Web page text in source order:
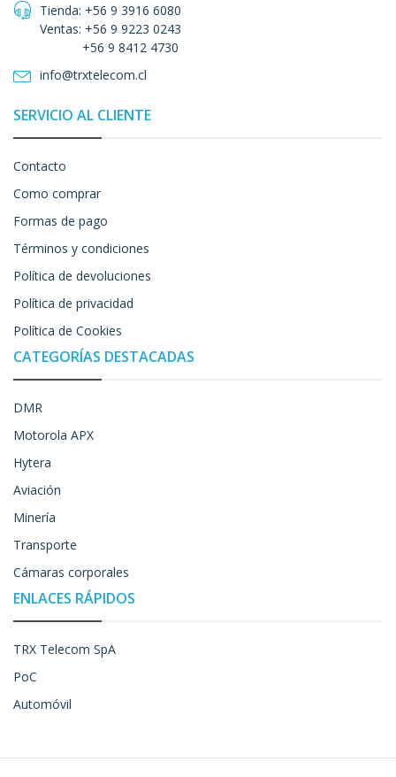
Tienda: +56 9 3916 6080
Ventas: +56 9 9223 0243
+56 9 8412 4730
info@trxtelecom.cl
SERVICIO AL CLIENTE
Contacto
Como comprar
Formas de pago
Términos y condiciones
Política de devoluciones
Política de privacidad
Política de Cookies
CATEGORÍAS DESTACADAS
DMR
Motorola APX
Hytera
Aviación
Minería
Transporte
Cámaras corporales
ENLACES RÁPIDOS
TRX Telecom SpA
PoC
Automóvil